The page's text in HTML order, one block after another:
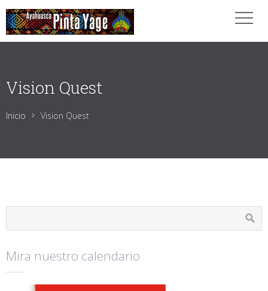
Vision Quest
Inicio Vision Quest
Mira nuestro calendario